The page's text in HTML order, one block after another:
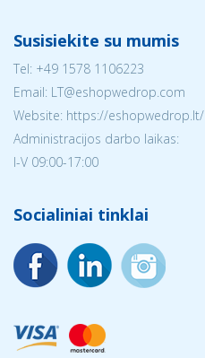
Susisiekite su mumis
Tel: +49 1578 1106223
Email: LT@eshopwedrop.com
Website: https://eshopwedrop.lt/
Administracijos darbo laikas:
I-V 09:00-17:00
Socialiniai tinklai